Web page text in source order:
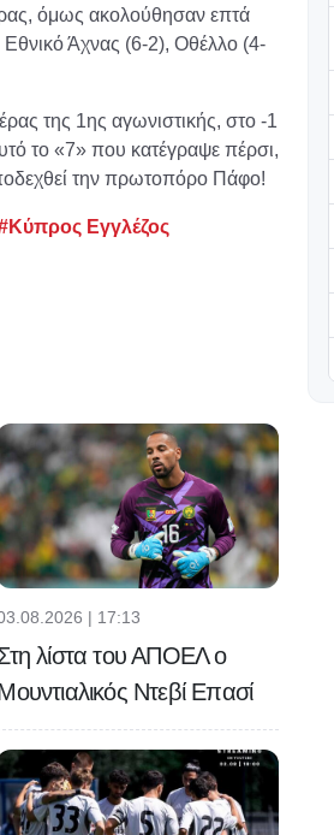
όμως ακολούθησαν επτά
Άχνας (6-2), Οθέλλο (4-
της 1ης αγωνιστικής, στο -1
το «7» που κατέγραψε πέρσι,
την πρωτοπόρο Πάφο!
Εγγλέζος
| 17:13
λίστα του ΑΠΟΕΛ ο
Ντεβί Επασί